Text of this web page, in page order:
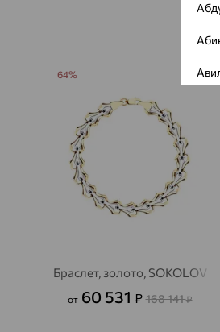
Браслет, золото, SOKOLOV
от 60 531 ₽ 168 141₽
64%